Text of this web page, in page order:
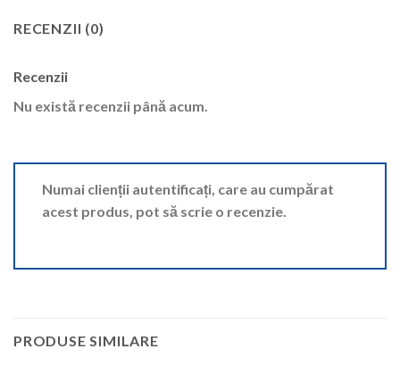
RECENZII (0)
Recenzii
Nu există recenzii până acum.
Numai clienții autentificați, care au cumpărat
acest produs, pot să scrie o recenzie.
PRODUSE SIMILARE